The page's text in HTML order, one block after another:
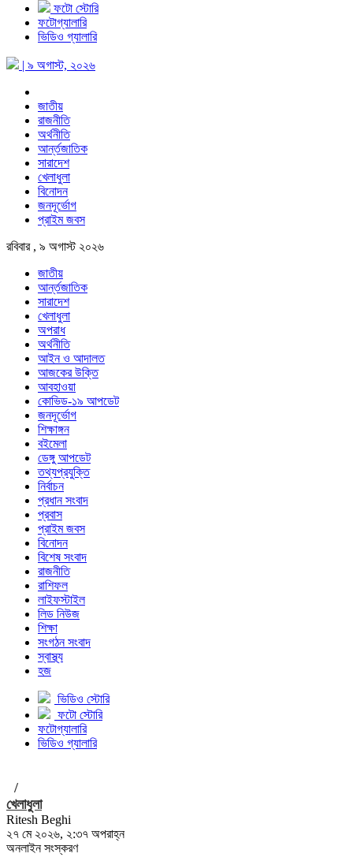
ফটো স্টোরি
ফটোগ্যালারি
ভিডিও গ্যালারি
| ৯ অগাস্ট, ২০২৬
জাতীয়
রাজনীতি
অর্থনীতি
আর্ন্তজাতিক
সারাদেশ
খেলাধুলা
বিনোদন
জনদূর্ভোগ
প্রাইম জবস
রবিবার , ৯ অগাস্ট ২০২৬
জাতীয়
আর্ন্তজাতিক
সারাদেশ
খেলাধুলা
অপরাধ
অর্থনীতি
আইন ও আদালত
আজকের উক্তি
আবহাওয়া
কোভিড-১৯ আপডেট
জনদূর্ভোগ
শিক্ষাঙ্গন
বইমেলা
ডেঙ্গু আপডেট
তথ্যপ্রযুক্তি
নির্বাচন
প্রধান সংবাদ
প্রবাস
প্রাইম জবস
বিনোদন
বিশেষ সংবাদ
রাজনীতি
রাশিফল
লাইফস্টাইল
লিড নিউজ
শিক্ষা
সংগঠন সংবাদ
স্বাস্থ্য
হজ
ভিডিও স্টোরি
ফটো স্টোরি
ফটোগ্যালারি
ভিডিও গ্যালারি
/
খেলাধুলা
Ritesh Beghi
২৭ মে ২০২৬, ২:৩৭ অপরাহ্ন
অনলাইন সংস্করণ